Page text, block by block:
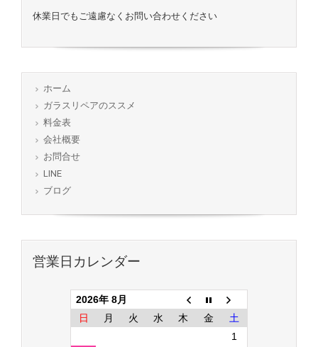
休業日でもご遠慮なくお問い合わせください
ホーム
ガラスリペアのススメ
料金表
会社概要
お問合せ
LINE
ブログ
営業日カレンダー
2026年 8月
日
月 火 水 木 金
土
1